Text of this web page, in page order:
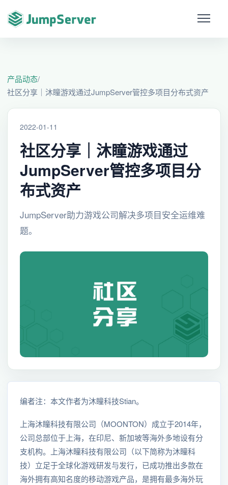
产品动态/
社区分享｜沐瞳游戏通过JumpServer管控多项目分布式资产
2022-01-11
社区分享｜沐瞳游戏通过
JumpServer管控多项目分
布式资产
JumpServer助力游戏公司解决多项目安全运维难
题。
编者注：本文作者为沐瞳科技Stian。
上海沐瞳科技有限公司（MOONTON）成立于2014年，
公司总部位于上海，在印尼、新加坡等海外多地设有分
支机构。上海沐瞳科技有限公司（以下简称为沐瞳科
技）立足于全球化游戏研发与发行，已成功推出多款在
海外拥有高知名度的移动游戏产品，是拥有最多海外玩